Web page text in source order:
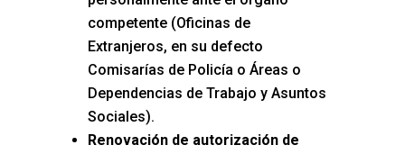
competente (Oficinas de
Extranjeros, en su defecto
Comisarías de Policía o Áreas o
Dependencias de Trabajo y Asuntos
Sociales).
Renovación de autorización de